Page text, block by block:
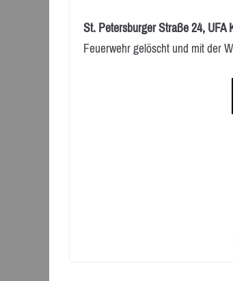
St. Petersburger Straße 24, UFA
Feuerwehr gelöscht und mit der